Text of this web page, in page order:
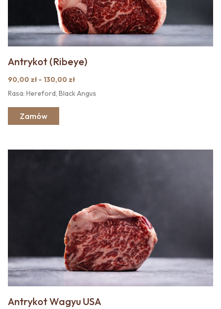
Antrykot (Ribeye)
90,00 zł - 130,00 zł
Rasa: Hereford, Black Angus
Zamów
Antrykot Wagyu USA